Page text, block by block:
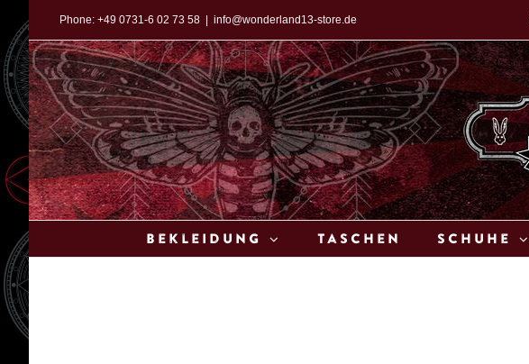
Inhalt
springen
Phone: +49 0731-6 02 73 58 info@wonderland13-store.de
Bekleidung Taschen Schuhe